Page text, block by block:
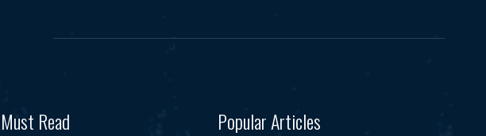
Must Read Popular Articles